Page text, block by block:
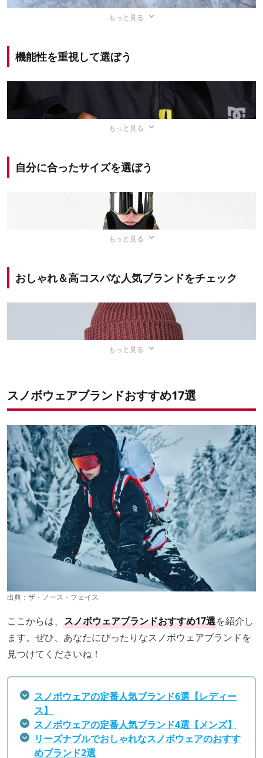
なぎタイプと比べて、上下のウェアのすき間から雪が入り
には注意が必要です。
また、デザインもおしゃれなので、ファッション性を大事
す。天候がいい日には、
滑るのもスマートですね。
ただし、セパレートタイプと比べると、
トイレに行く際に
手間がかかってしまう点
には注意が必要です。
ア。上下のウェアに隙間がまったくないため保温性に優れ
また、上下のウェアの組み合わせを考える必要がないの
で、1枚でコーディネートが完成するのもうれしいポイン
ト。ウエストの締め付けがなく、ダボっとしたシルエット
行く際に手間がかかってしまう点 には注意が必要です。
スノボウェアを選ぶ際には、以下の点に注目しましょう。
スノボウェアを選ぶポイント
おしゃれ＆高コスパな人気ブランドをチェック
もっと見る
機能性を重視して選ぼう
出典： ディーシーシューズ
スノボウェアにはさまざまな機能があり、それぞれ着心地
や使い勝手が異なってくるので、自分が重視する機能を選
耐水性は、スノボウェアに付いた雨などの水の浸透を防ぐ
機能 。激しく雪と接触するスノーボードにおいて、1番重
視すべき機能といえます。
耐水性の効果は数値で判断でき、数値が大きくなるほど効
以上がおすすめです。
透湿性
もっと見る
自分に合ったサイズを選ぼう
出典： 楽天市場
スノーボードは、日常生活よりも体を激しく動かします。
そのためスノボウェアのサイズ感は、普段着ている服のサ
イズ よりも大きめのサイズを選ぶのがおすすめ！ 大きめ
のスノボウェアなら、暖かい厚手のインナーを着ることが
できて便利ですよ。
もっと見る
おしゃれ＆高コスパな人気ブランドをチェック
出典：Instagram by @holden_outerwear
スノーボードの定番のブランドとしては、ボルコム、バー
トン、ロキシーなどがあげられます。
るブランドもあります。後述のブランド紹介で、自分の好
みに合ったデザインや機能のブランドを見つけましょう！
もっと見る
スノボウェアブランドおすすめ17選
出典： ザ・ノース・フェイス
ここからは、 スノボウェアブランドおすすめ17選を紹介し
ます。ぜひ、あなたにぴったりなスノボウェアブランドを
見つけてくださいね！
スノボウェアの定番人気ブランド6選【レディー
ス】
スノボウェアの定番人気ブランド4選【メンズ】
リーズナブルでおしゃれなスノボウェアのおすす
めブランド2選